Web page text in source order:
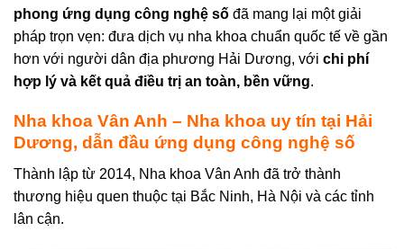
phong ứng dụng công nghệ số đã mang lại một giải
pháp trọn vẹn: đưa dịch vụ nha khoa chuẩn quốc tế về gần
hơn với người dân địa phương Hải Dương, với chi phí
hợp lý và kết quả điều trị an toàn, bền vững.
Nha khoa Vân Anh – Nha khoa uy tín tại Hải
Dương, dẫn đầu ứng dụng công nghệ số
Thành lập từ 2014, Nha khoa Vân Anh đã trở thành
thương hiệu quen thuộc tại Bắc Ninh, Hà Nội và các tỉnh
lân cận.